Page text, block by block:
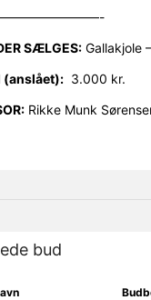
SÆLGES:Gallakjole
(anslået):3.000 kr.
Rikke Munk
bud